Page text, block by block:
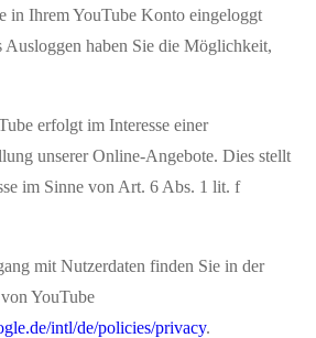
in Ihrem YouTube Konto eingeloggt
Ausloggen haben Sie die Möglichkeit,
erfolgt im Interesse einer
unserer Online-Angebote. Dies stellt
im Sinne von Art. 6 Abs. 1 lit. f
mit Nutzerdaten finden Sie in der
YouTube
intl/de/policies/privacy.